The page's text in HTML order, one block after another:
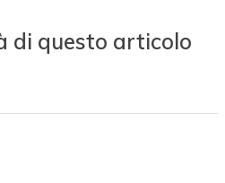
di questo articolo